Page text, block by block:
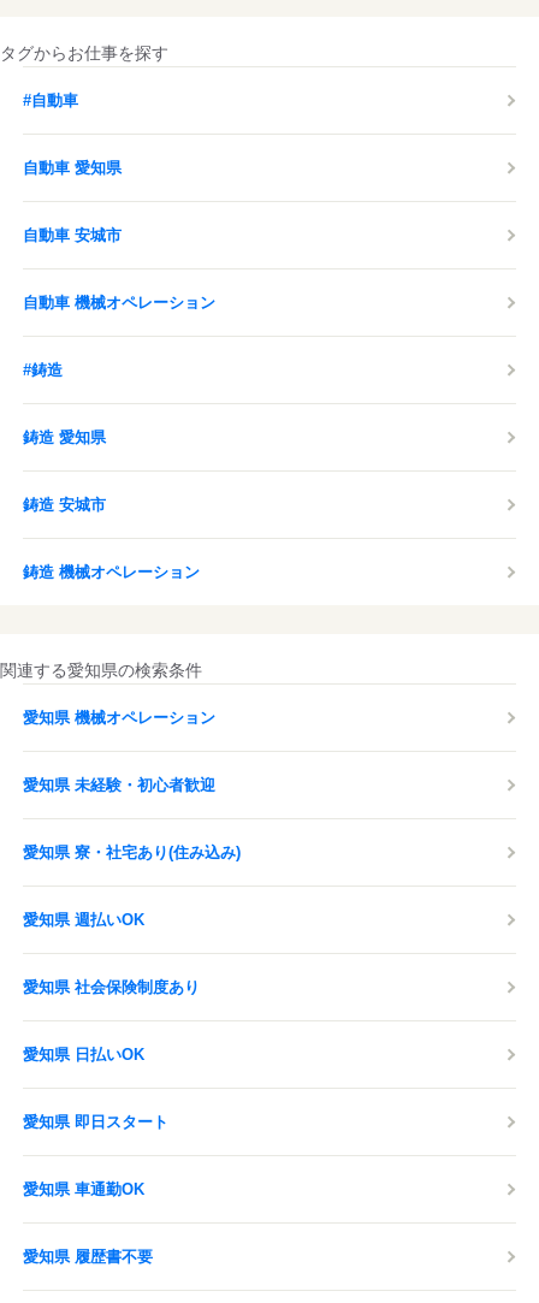
タグからお仕事を探す
#自動車
自動車 愛知県
自動車 安城市
自動車 機械オペレーション
#鋳造
鋳造 愛知県
鋳造 安城市
鋳造 機械オペレーション
関連する愛知県の検索条件
愛知県 機械オペレーション
愛知県 未経験・初心者歓迎
愛知県 寮・社宅あり(住み込み)
愛知県 週払いOK
愛知県 社会保険制度あり
愛知県 日払いOK
愛知県 即日スタート
愛知県 車通勤OK
愛知県 履歴書不要